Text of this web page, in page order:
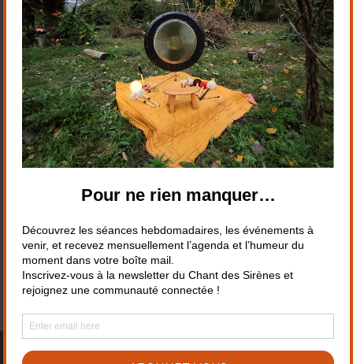
Suivez-nous sur les réseaux
© Le chant des Sirènes - CréationPieds de hobbit